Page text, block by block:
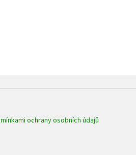
ochrany osobních údajů